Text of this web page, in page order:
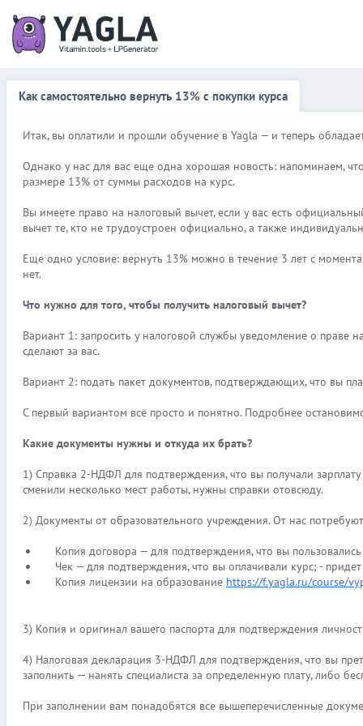
Как самостоятельно вернуть 13% с покупки курса
Итак, вы оплатили и прошли обучение в Yagla — и теперь
Однако у нас для вас еще одна хорошая новость: напоминаем,
размере 13% от суммы расходов на курс.
Вы имеете право на налоговый вычет, если у вас есть
вычет те, кто не трудоустроен официально, а также
Еще одно условие: вернуть 13% можно в течение 3 лет с
нет.
Что нужно для того, чтобы получить налоговый вычет?
Вариант 1: запросить у налоговой службы уведомление о праве
сделают за вас.
Вариант 2: подать пакет документов, подтверждающих, что вы
С первый вариантом всё просто и понятно. Подробнее
Какие документы нужны и откуда их брать?
1) Справка 2-НДФЛ для подтверждения, что вы получали
сменили несколько мест работы, нужны справки отовсюду.
2) Документы от образовательного учреждения. От нас
Копия договора — для подтверждения, что вы
Чек — для подтверждения, что вы оплачивали курс; -
Копия лицензии на образование https://f.yagla.ru/course/
3) Копия и оригинал вашего паспорта для подтверждения
4) Налоговая декларация 3-НДФЛ для подтверждения, что вы
заполнить — нанять специалиста за определенную плату, либо
При заполнении вам понадобятся все вышеперечисленные